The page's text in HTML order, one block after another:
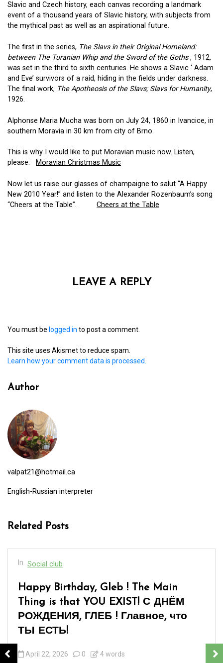
Slavic and Czech history, each canvas recording a landmark
event of a thousand years of Slavic history, with subjects from
the mythical past as well as an aspirational future.
The first in the series, The Slavs in their Original Homeland:
between The Turanian Whip and the Sword of the Goths, 1912,
was set in the third to sixth centuries. He shows a Slavic ‘ Adam
and Eve’ survivors of a raid, hiding in the fields under darkness.
The final work, The Apotheosis of the Slavs; Slavs for Humanity,
1926.
Alphonse Maria Mucha was born on July 24, 1860 in Ivancice, in
southern Moravia in 30 km from city of Brno.
This is why I would like to put Moravian music now. Listen,
please:
Moravian Christmas Music
Now let us raise our glasses of champaigne to salut “A Happy
New 2010 Year!” and listen to the Alexander Rozenbaum’s song
“Cheers at the Table”. Cheers at the Table
LEAVE A REPLY
You must be logged in to post a comment.
This site uses Akismet to reduce spam.
Learn how your comment data is processed.
Author
valpat21@hotmail.ca
English-Russian interpreter
Related Posts
In Social club
[:en]“When You Are Over Sixty”… or «
Когда тебе за шестьдесят»…[:]
March 8, 2026
the world, wishing them strength and perseverance!